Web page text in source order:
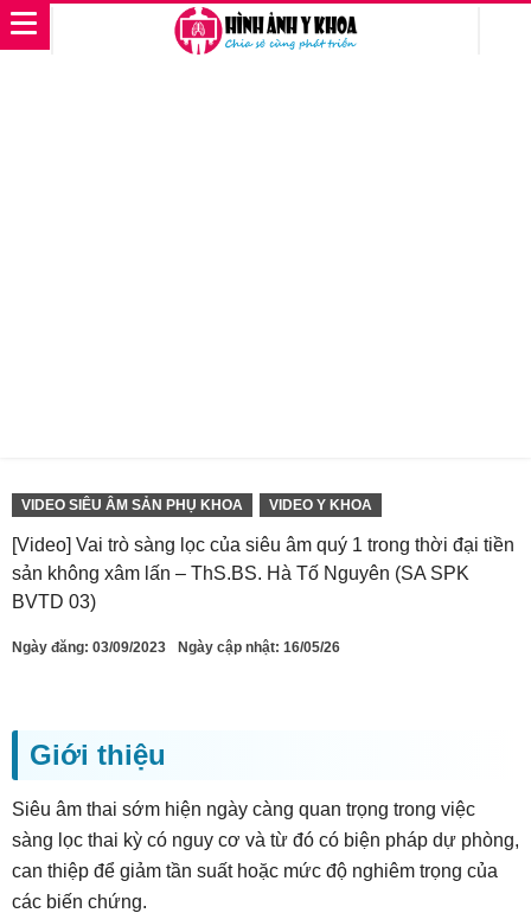
VIDEO SIÊU ÂM SẢN PHỤ KHOA VIDEO Y KHOA
[Video] Vai trò sàng lọc của siêu âm quý 1 trong thời đại tiền
sản không xâm lấn – ThS.BS. Hà Tố Nguyên (SA SPK
BVTD 03)
Ngày đăng: 03/09/2023 Ngày cập nhật: 16/05/26
Giới thiệu
Siêu âm thai sớm hiện ngày càng quan trọng trong việc
sàng lọc thai kỳ có nguy cơ và từ đó có biện pháp dự phòng,
can thiệp để giảm tần suất hoặc mức độ nghiêm trọng của
các biến chứng.